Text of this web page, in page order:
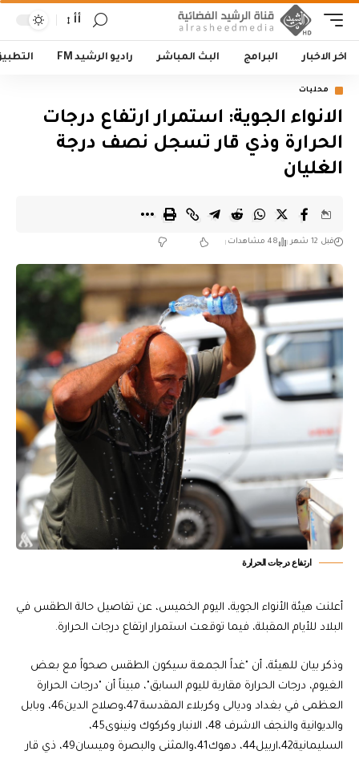
أأ
اخر الاخبار البرامج البث المباشر راديو الرشيد FM
محليات
الانواء الجوية: استمرار ارتفاع درجات
الحرارة وذي قار تسجل نصف درجة
الغليان
قبل 12 شهر 48 مشاهدات
ارتفاع درجات الحرارة
أعلنت هيئة الأنواء الجوية، اليوم الخميس، عن تفاصيل حالة الطقس في
البلاد للأيام المقبلة، فيما توقعت استمرار ارتفاع درجات الحرارة.
وذكر بيان للهيئة، أن "غداً الجمعة سيكون الطقس صحواً مع بعض
الغيوم، درجات الحرارة مقاربة لليوم السابق"، مبيناً أن "درجات الحرارة
العظمى في بغداد وديالى وكربلاء المقدسة 47،وصلاح الدين46، وبابل
والديوانية والنجف الاشرف 48، الانبار وكركوك ونينوى45،
السليمانية42،اربيل44، دهوك41،والمثنى والبصرة وميسان49، ذي قار